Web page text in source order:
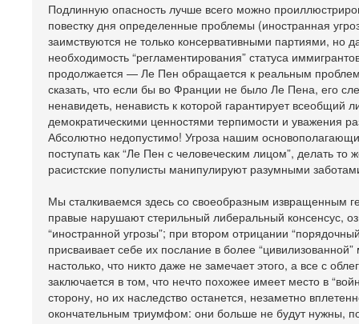
Подлинную опасность лучше всего можно
повестку дня определенные проблемы (иностранная
заимствуются не только консервативными партиями, но
необходимость “регламентирования” статуса
продолжается — Ле Пен обращается к реальным
сказать, что если бы во Франции не было Ле Пена, его
ненавидеть, ненависть к которой гарантирует
демократическими ценностями терпимости и уважения
Абсолютно недопустимо! Угроза нашим
поступать как “Ле Пен с человеческим лицом”, делать
расистские популисты манипулируют разумными
Мы сталкиваемся здесь со своеобразным извращенным
правые нарушают стерильный либеральный консенсус,
“иностранной угрозы”; при втором отрицании
присваивает себе их послание в более
настолько, что никто даже не замечает этого, а все с
заключается в том, что нечто похожее имеет место в
сторону, но их наследство останется, незаметно
окончательным триумфом: они больше не будут нужны,